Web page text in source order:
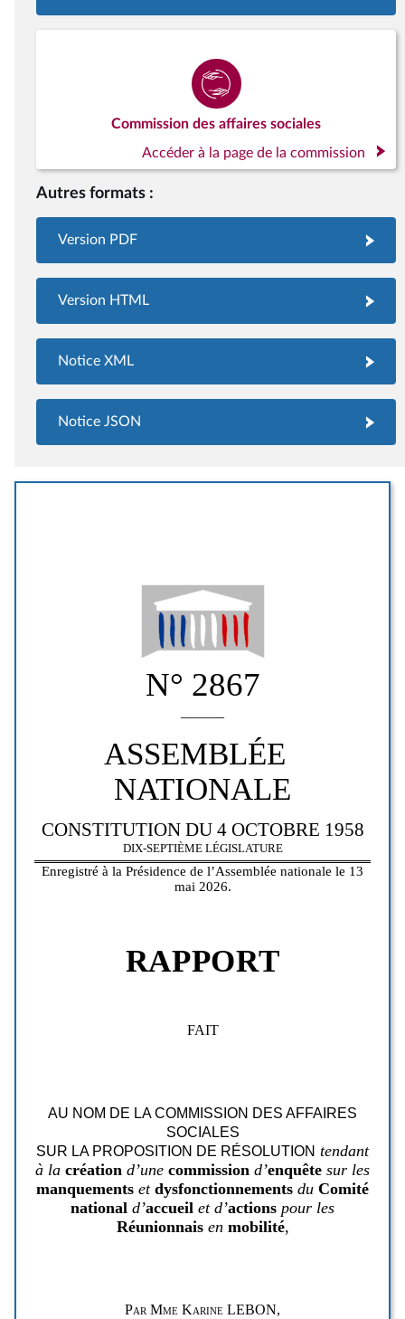
Commission des affaires sociales
Accéder à la page de la commission
Autres formats :
Version PDF
Version HTML
Notice XML
Notice JSON